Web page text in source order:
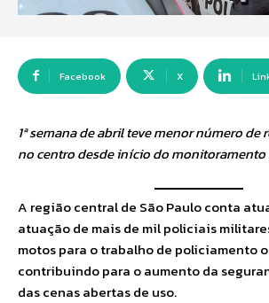
Facebook X
1ª semana de abril teve menor número
no centro desde início do monitoramento
A região central de São Paulo conta
atuação de mais de mil policiais
motos para o trabalho de policiamento
contribuindo para o aumento da
das cenas abertas de uso.